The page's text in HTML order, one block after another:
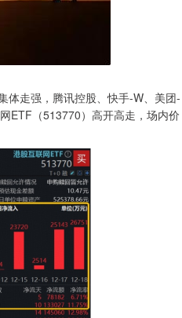
走强，腾讯控股、快手-W、美团-
ETF（513770）高开高走，场内价